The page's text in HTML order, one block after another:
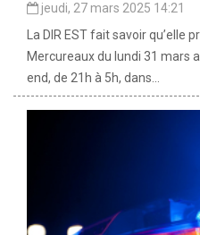
jeudi, 27 mars 2025 14:21
La DIR EST fait savoir
Mercureaux du lundi 31 mars
end, de 21h à 5h, dans...